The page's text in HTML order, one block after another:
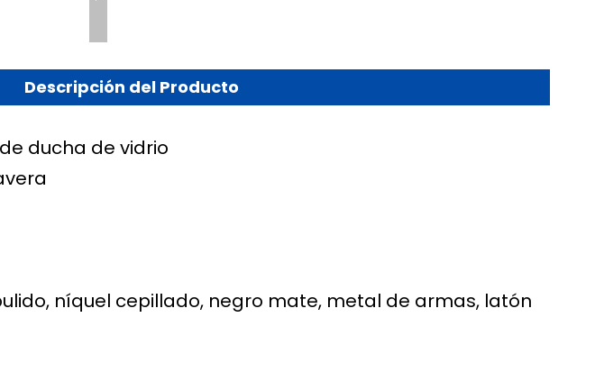
Descripción del Producto
ducha de vidrio
níquel cepillado, negro mate, metal de armas, latón